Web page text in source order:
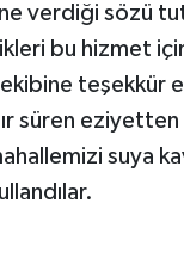
verdiği sözü
bu hizmet
ekibine
süren
suya